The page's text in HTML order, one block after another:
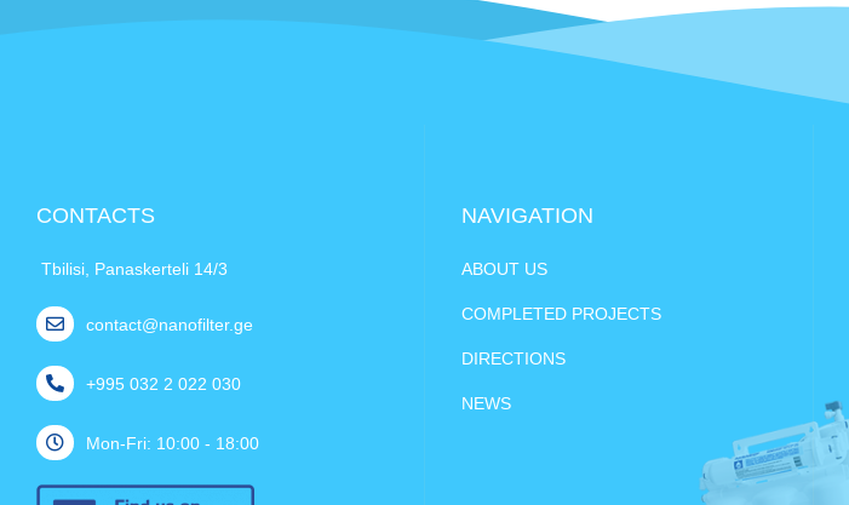
CONTACTS
Tbilisi, Panaskerteli 14/3
contact@nanofilter.ge
+995 032 2 022 030
Mon-Fri: 10:00 - 18:00
NAVIGATION
ABOUT US
COMPLETED PROJECTS
DIRECTIONS
NEWS